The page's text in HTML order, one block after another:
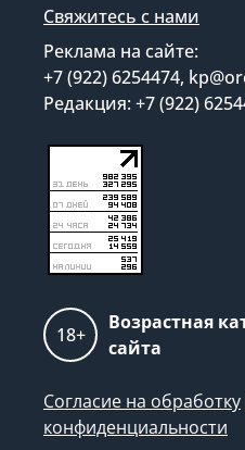
Свяжитесь с нами
Реклама на сайте:
+7 (922) 6254474,
Редакция: +7 (922)
18+
Возрастная
сайта
Согласие на обработку
конфиденциальности